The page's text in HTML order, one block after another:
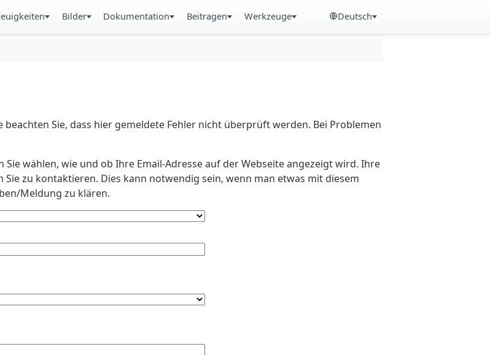
Bilder Dokumentation Beitragen Werkzeuge Deutsch
Sie, dass hier gemeldete Fehler nicht überprüft werden. Bei Problemen
wählen, wie und ob Ihre Email-Adresse auf der Webseite angezeigt wird. Ihre
zu kontaktieren. Dies kann notwendig sein, wenn man etwas mit diesem
Meldung zu klären.